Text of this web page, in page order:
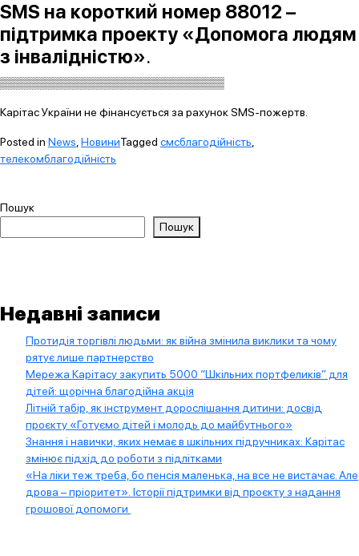
SMS на короткий номер 88012 –
підтримка проекту «Допомога людям
з інвалідністю».
▒▒▒▒▒▒▒▒▒▒▒▒▒▒▒▒▒▒▒▒▒▒▒▒▒▒▒▒
Карітас України не фінансується за рахунок SMS-пожертв.
Posted in News НовиниTagged смсблагодійність
телекомблагодійність
Пошук
Пошук
Недавні записи
Протидія торгівлі людьми: як війна змінила виклики та чому
рятує лише партнерство
Мережа Карітасу закупить 5000 “Шкільних портфеликів” для
дітей: щорічна благодійна акція
Літній табір, як інструмент дорослішання дитини: досвід
проєкту «Готуємо дітей і молодь до майбутнього»
Знання і навички, яких немає в шкільних підручниках: Карітас
змінює підхід до роботи з підлітками
«На ліки теж треба, бо пенсія маленька, на все не вистачає. Але
дрова – пріоритет». Історії підтримки від проєкту з надання
грошової допомоги